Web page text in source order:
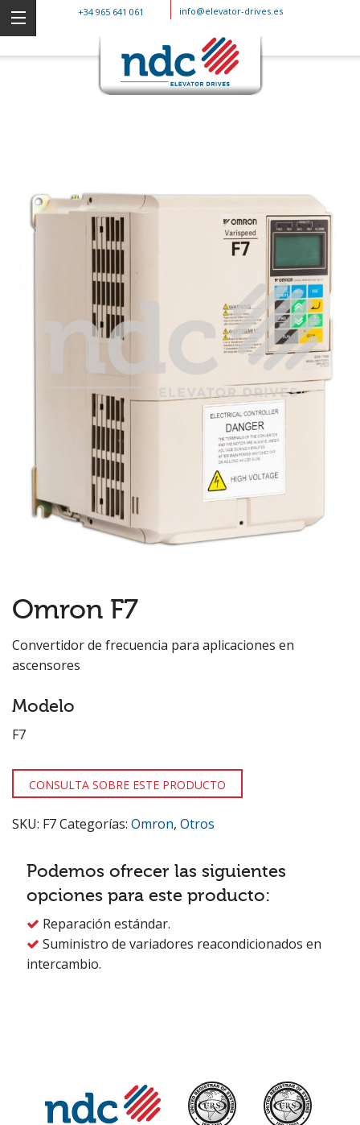
+34 965 641 061 info@elevator-drives.es
Omron F7
Convertidor de frecuencia para aplicaciones en
ascensores
Modelo
F7
CONSULTA SOBRE ESTE PRODUCTO
SKU: F7Categorías: Omron, Otros
Podemos ofrecer las siguientes
opciones para este producto:
 Reparación estándar.
 Suministro de variadores reacondicionados en
intercambio.